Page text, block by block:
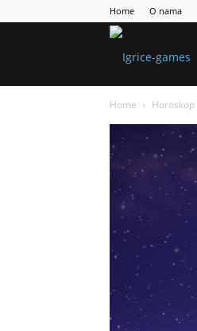
Home O nama
Home Horoskop